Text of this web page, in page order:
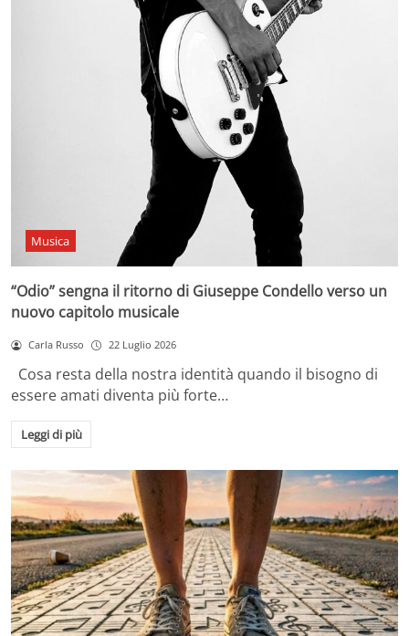
Musica
“Odio” sengna il ritorno di Giuseppe Condello verso un
nuovo capitolo musicale
Carla Russo 22 Luglio 2026
Cosa resta della nostra identità quando il bisogno di
essere amati diventa più forte…
Leggi di più